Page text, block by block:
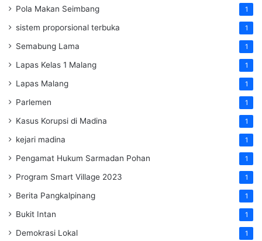
Pola Makan Seimbang 1
sistem proporsional terbuka 1
Semabung Lama 1
Lapas Kelas 1 Malang 1
Lapas Malang 1
Parlemen 1
Kasus Korupsi di Madina 1
kejari madina 1
Pengamat Hukum Sarmadan Pohan 1
Program Smart Village 2023 1
Berita Pangkalpinang 1
Bukit Intan 1
Demokrasi Lokal 1